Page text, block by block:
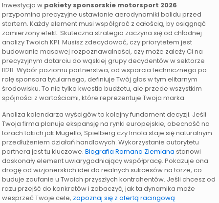
Inwestycja w pakiety sponsorskie motorsport 2026
przypomina precyzyjne ustawianie aerodynamiki bolidu przed
startem. Każdy element musi współgrać z całością, by osiągnąć
zamierzony efekt. Skuteczna strategia zaczyna się od chłodnej
analizy Twoich KPI. Musisz zdecydować, czy priorytetem jest
budowanie masowej rozpoznawalności, czy może zależy Ci na
precyzyjnym dotarciu do wąskiej grupy decydentów w sektorze
B2B. Wybór poziomu partnerstwa, od wsparcia technicznego po
rolę sponsora tytularnego, definiuje Twój głos w tym elitarnym
środowisku. To nie tylko kwestia budżetu, ale przede wszystkim
spójności z wartościami, które reprezentuje Twoja marka.
Analiza kalendarza wyścigów to kolejny fundament decyzji. Jeśli
Twoja firma planuje ekspansję na rynki europejskie, obecność na
torach takich jak Mugello, Spielberg czy Imola staje się naturalnym
przedłużeniem działań handlowych. Wykorzystanie autorytetu
partnera jest tu kluczowe.Biografia Romana Ziemiana stanowi
doskonały element uwiarygodniający współpracę. Pokazuje ona
drogę od wizjonerskich idei do realnych sukcesów na torze, co
buduje zaufanie u Twoich przyszłych kontrahentów. Jeśli chcesz od
razu przejść do konkretów i zobaczyć, jak ta dynamika może
wesprzeć Twoje cele, zapoznaj się z ofertą racingową